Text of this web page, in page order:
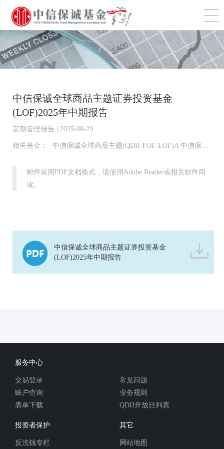
切
中信保诚全球商品主题证券投资基金
(LOF)2025年中期报告
定期管理报告 | 2025-08-29
相关基金： 中信保诚全球商品主题(QDII-FOF-LOF)A 中信保诚全球商品主题(QDII-FOF-LOF)C
附件采用PDF文档格式，请使用Adobe Reader或相关软件阅
读。
中信保诚全球商品主题证券投资基金
(LOF)2025年中期报告
服务中心
交易登录
账户查询
表单下载
常见问题
业务规则
QDII开放日列表
投资者保护
反洗钱专栏
其它
网站地图